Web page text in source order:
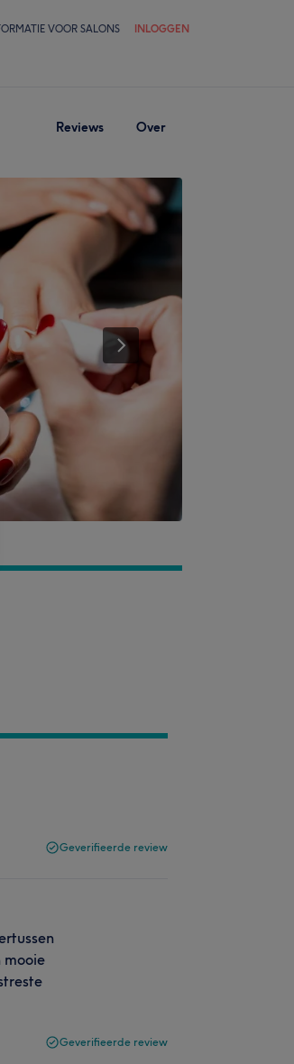
VOOR SALONS INLOGGEN
Reviews Over
Geverifieerde review
mooie
Geverifieerde review